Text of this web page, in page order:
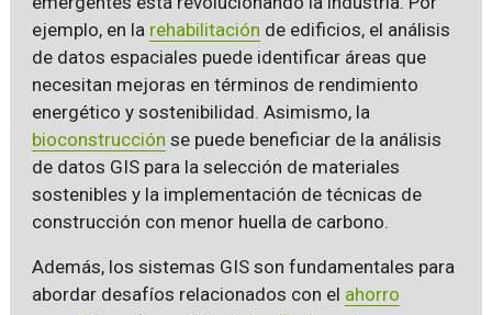
ejemplo, en la rehabilitación de edificios, el análisis
de datos espaciales puede identificar áreas que
necesitan mejoras en términos de rendimiento
energético y sostenibilidad. Asimismo, la
bioconstrucción se puede beneficiar de la análisis
de datos GIS para la selección de materiales
sostenibles y la implementación de técnicas de
construcción con menor huella de carbono.
Además, los sistemas GIS son fundamentales para
abordar desafíos relacionados con el ahorro